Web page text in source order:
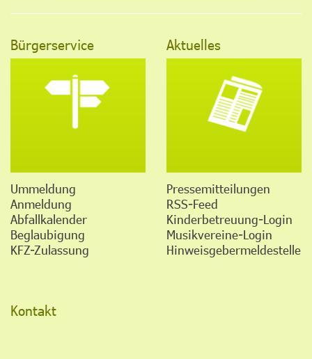
Bürgerservice
Ummeldung
Anmeldung
Abfallkalender
Beglaubigung
KFZ-Zulassung
Aktuelles
Pressemitteilungen
RSS-Feed
Kinderbetreuung-Login
Musikvereine-Login
Hinweisgebermeldestelle
Kontakt